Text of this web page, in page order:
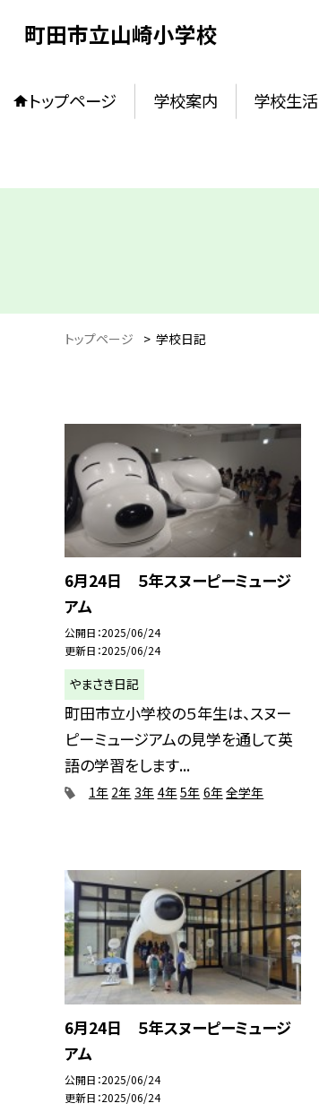
町田市立山崎小学校
トップページ 学校案内 学校生活
トップページ > 学校日記
6月24日 ５年スヌーピーミュージ
アム
公開日 2025/06/24
更新日 2025/06/24
やまさき日記
町田市立小学校の５年生は、スヌー
ピーミュージアムの見学を通して英
語の学習をします...
1年 2年 3年 4年5年 6年全学年
6月24日 ５年スヌーピーミュージ
アム
公開日 2025/06/24
更新日 2025/06/24